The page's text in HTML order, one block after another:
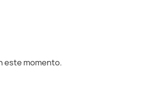
este momento.